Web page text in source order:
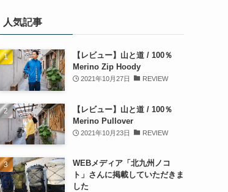
人気記事
【レビュー】山と道 / 100％
Merino Zip Hoody
2021年10月27日 REVIEW
【レビュー】山と道 / 100％
Merino Pullover
2021年10月23日 REVIEW
WEBメディア「北九州ノコ
ト」さんに掲載していただきま
した